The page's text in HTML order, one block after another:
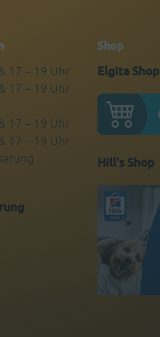
17 – 19 Uhr
17 – 19 Uhr
17 – 19 Uhr
17 – 19 Uhr
Shop
Elgita Shop
Hill's Shop